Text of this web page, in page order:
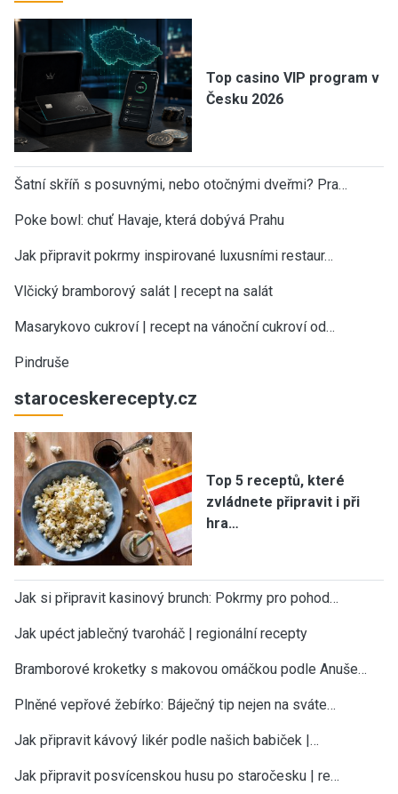
Top casino VIP program v
Česku 2026
Šatní skříň s posuvnými, nebo otočnými dveřmi? Pra…
Poke bowl: chuť Havaje, která dobývá Prahu
Jak připravit pokrmy inspirované luxusními restaur…
Vlčický bramborový salát | recept na salát
Masarykovo cukroví | recept na vánoční cukroví od…
Pindruše
staroceskerecepty.cz
Top 5 receptů, které
zvládnete připravit i při
hra…
Jak si připravit kasinový brunch: Pokrmy pro pohod…
Jak upéct jablečný tvaroháč | regionální recepty
Bramborové kroketky s makovou omáčkou podle Anuše…
Plněné vepřové žebírko: Báječný tip nejen na sváte…
Jak připravit kávový likér podle našich babiček |…
Jak připravit posvícenskou husu po staročesku | re…